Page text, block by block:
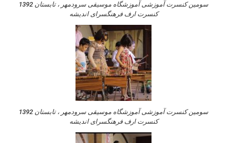
سومین کنسرت آموزشی آموزشگاه موسیقی سرودمهر ، تابستان 1392
کنسرت ارف فرهنگسرای اندیشه
سومین کنسرت آموزشی آموزشگاه موسیقی سرودمهر ، تابستان 1392
کنسرت ارف فرهنگسرای اندیشه